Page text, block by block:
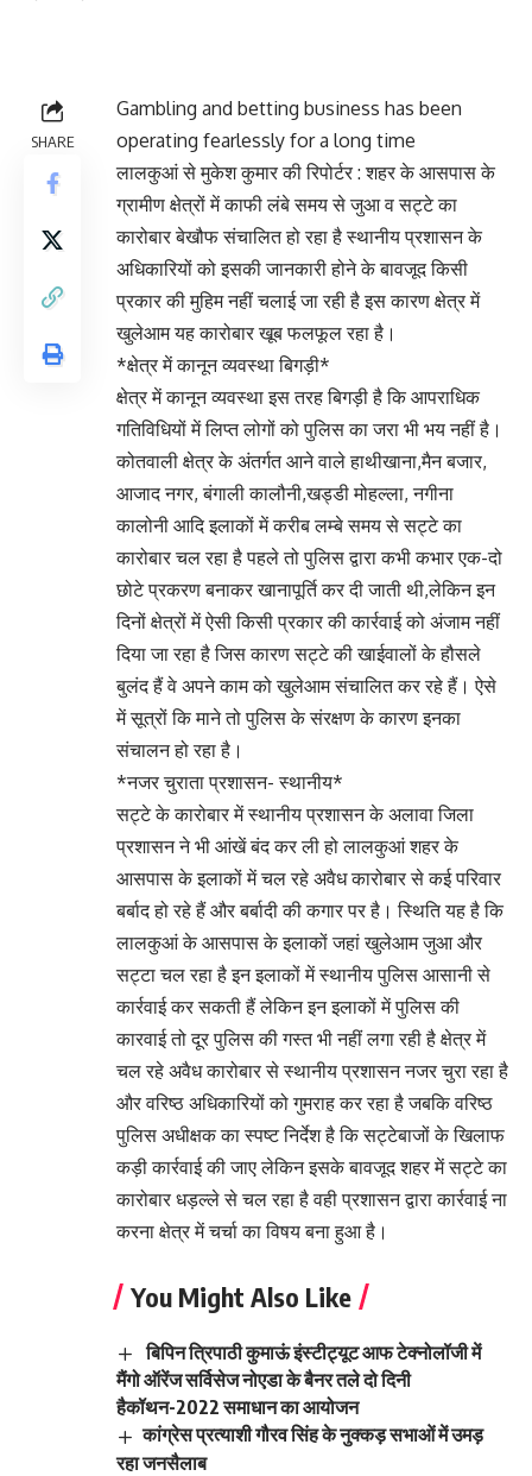
SHARE
Gambling and betting business has been
operating fearlessly for a long time
लालकुआं से मुकेश कुमार की रिपोर्टर : शहर के आसपास के
ग्रामीण क्षेत्रों में काफी लंबे समय से जुआ व सट्टे का
कारोबार बेखौफ संचालित हो रहा है स्थानीय प्रशासन के
अधिकारियों को इसकी जानकारी होने के बावजूद किसी
प्रकार की मुहिम नहीं चलाई जा रही है इस कारण क्षेत्र में
खुलेआम यह कारोबार खूब फलफूल रहा है।
*क्षेत्र में कानून व्यवस्था बिगड़ी*
क्षेत्र में कानून व्यवस्था इस तरह बिगड़ी है कि आपराधिक
गतिविधियों में लिप्त लोगों को पुलिस का जरा भी भय नहीं है।
कोतवाली क्षेत्र के अंतर्गत आने वाले हाथीखाना,मैन बजार,
आजाद नगर, बंगाली कालौनी,खड्डी मोहल्ला, नगीना
कालोनी आदि इलाकों में करीब लम्बे समय से सट्टे का
कारोबार चल रहा है पहले तो पुलिस द्वारा कभी कभार एक-दो
छोटे प्रकरण बनाकर खानापूर्ति कर दी जाती थी,लेकिन इन
दिनों क्षेत्रों में ऐसी किसी प्रकार की कार्रवाई को अंजाम नहीं
दिया जा रहा है जिस कारण सट्टे की खाईवालों के हौसले
बुलंद हैं वे अपने काम को खुलेआम संचालित कर रहे हैं। ऐसे
में सूत्रों कि माने तो पुलिस के संरक्षण के कारण इनका
संचालन हो रहा है।
*नजर चुराता प्रशासन- स्थानीय*
सट्टे के कारोबार में स्थानीय प्रशासन के अलावा जिला
प्रशासन ने भी आंखें बंद कर ली हो लालकुआं शहर के
आसपास के इलाकों में चल रहे अवैध कारोबार से कई परिवार
बर्बाद हो रहे हैं और बर्बादी की कगार पर है। स्थिति यह है कि
लालकुआं के आसपास के इलाकों जहां खुलेआम जुआ और
सट्टा चल रहा है इन इलाकों में स्थानीय पुलिस आसानी से
कार्रवाई कर सकती हैं लेकिन इन इलाकों में पुलिस की
कारवाई तो दूर पुलिस की गस्त भी नहीं लगा रही है क्षेत्र में
चल रहे अवैध कारोबार से स्थानीय प्रशासन नजर चुरा रहा है
और वरिष्ठ अधिकारियों को गुमराह कर रहा है जबकि वरिष्ठ
पुलिस अधीक्षक का स्पष्ट निर्देश है कि सट्टेबाजों के खिलाफ
कड़ी कार्रवाई की जाए लेकिन इसके बावजूद शहर में सट्टे का
कारोबार धड़ल्ले से चल रहा है वही प्रशासन द्वारा कार्रवाई ना
करना क्षेत्र में चर्चा का विषय बना हुआ है।
You Might Also Like
बिपिन त्रिपाठी कुमाऊं इंस्टीट्यूट आफ टेक्नोलॉजी में
मैंगो ऑरेंज सर्विसेज नोएडा के बैनर तले दो दिनी
हैकॉथन-2022 समाधान का आयोजन
कांग्रेस प्रत्याशी गौरव सिंह के नुक्कड़ सभाओं में उमड़
रहा जनसैलाब